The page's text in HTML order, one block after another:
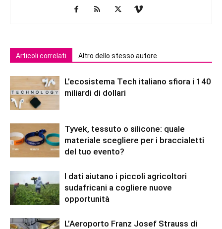
Articoli correlati Altro dello stesso autore
L’ecosistema Tech italiano sfiora i 140
miliardi di dollari
Tyvek, tessuto o silicone: quale
materiale scegliere per i braccialetti
del tuo evento?
I dati aiutano i piccoli agricoltori
sudafricani a cogliere nuove
opportunità
L’Aeroporto Franz Josef Strauss di